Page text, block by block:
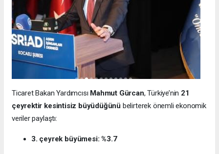
Ticaret Bakan Yardımcısı Mahmut Gürcan, Türkiye’nin 21
çeyrektir kesintisiz büyüdüğünü belirterek önemli ekonomik
veriler paylaştı:
3. çeyrek büyümesi: %3.7